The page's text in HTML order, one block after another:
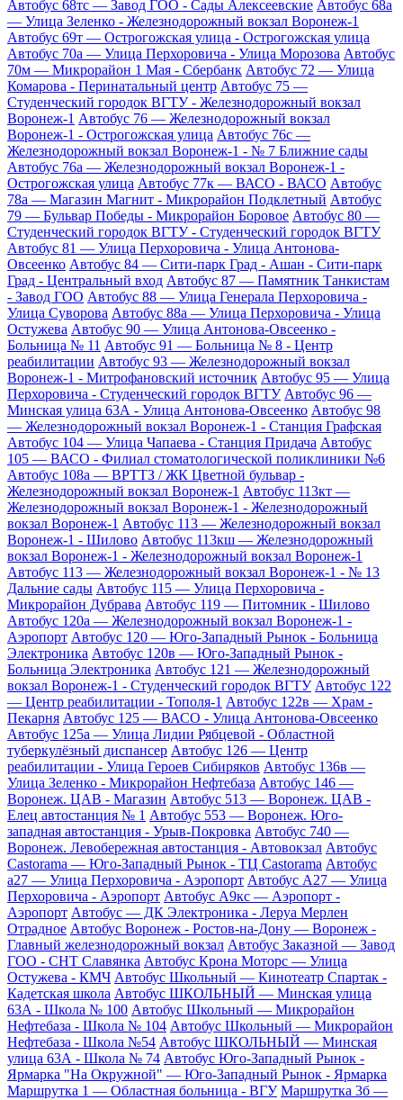
Автобус 68тс — Завод ГОО - Сады Алексеевские Автобус 68а
— Улица Зеленко - Железнодорожный вокзал Воронеж-1
Автобус 69т — Острогожская улица - Острогожская улица
Автобус 70а — Улица Перхоровича - Улица Морозова Автобус
70м — Микрорайон 1 Мая - Сбербанк Автобус 72 — Улица
Комарова - Перинатальный центр Автобус 75 —
Студенческий городок ВГТУ - Железнодорожный вокзал
Воронеж-1 Автобус 76 — Железнодорожный вокзал
Воронеж-1 - Острогожская улица Автобус 76с —
Железнодорожный вокзал Воронеж-1 - № 7 Ближние сады
Автобус 76а — Железнодорожный вокзал Воронеж-1 -
Острогожская улица Автобус 77к — ВАСО - ВАСО Автобус
78а — Магазин Магнит - Микрорайон Подклетный Автобус
79 — Бульвар Победы - Микрорайон Боровое Автобус 80 —
Студенческий городок ВГТУ - Студенческий городок ВГТУ
Автобус 81 — Улица Перхоровича - Улица Антонова-
Овсеенко Автобус 84 — Сити-парк Град - Ашан - Сити-парк
Град - Центральный вход Автобус 87 — Памятник Танкистам
- Завод ГОО Автобус 88 — Улица Генерала Перхоровича -
Улица Суворова Автобус 88а — Улица Перхоровича - Улица
Остужева Автобус 90 — Улица Антонова-Овсеенко -
Больница № 11 Автобус 91 — Больница № 8 - Центр
реабилитации Автобус 93 — Железнодорожный вокзал
Воронеж-1 - Митрофановский источник Автобус 95 — Улица
Перхоровича - Студенческий городок ВГТУ Автобус 96 —
Минская улица 63А - Улица Антонова-Овсеенко Автобус 98
— Железнодорожный вокзал Воронеж-1 - Станция Графская
Автобус 104 — Улица Чапаева - Станция Придача Автобус
105 — ВАСО - Филиал стоматологической поликлиники №6
Автобус 108а — ВРТТЗ / ЖК Цветной бульвар -
Железнодорожный вокзал Воронеж-1 Автобус 113кт —
Железнодорожный вокзал Воронеж-1 - Железнодорожный
вокзал Воронеж-1 Автобус 113 — Железнодорожный вокзал
Воронеж-1 - Шилово Автобус 113кш — Железнодорожный
вокзал Воронеж-1 - Железнодорожный вокзал Воронеж-1
Автобус 113 — Железнодорожный вокзал Воронеж-1 - № 13
Дальние сады Автобус 115 — Улица Перхоровича -
Микрорайон Дубрава Автобус 119 — Питомник - Шилово
Автобус 120а — Железнодорожный вокзал Воронеж-1 -
Аэропорт Автобус 120 — Юго-Западный Рынок - Больница
Электроника Автобус 120в — Юго-Западный Рынок -
Больница Электроника Автобус 121 — Железнодорожный
вокзал Воронеж-1 - Студенческий городок ВГТУ Автобус 122
— Центр реабилитации - Тополя-1 Автобус 122в — Храм -
Пекарня Автобус 125 — ВАСО - Улица Антонова-Овсеенко
Автобус 125а — Улица Лидии Рябцевой - Областной
туберкулёзный диспансер Автобус 126 — Центр
реабилитации - Улица Героев Сибиряков Автобус 136в —
Улица Зеленко - Микрорайон Нефтебаза Автобус 146 —
Воронеж. ЦАВ - Магазин Автобус 513 — Воронеж. ЦАВ -
Елец автостанция № 1 Автобус 553 — Воронеж. Юго-
западная автостанция - Урыв-Покровка Автобус 740 —
Воронеж. Левобережная автостанция - Автовокзал Автобус
Castorama — Юго-Западный Рынок - ТЦ Castorama Автобус
а27 — Улица Перхоровича - Аэропорт Автобус А27 — Улица
Перхоровича - Аэропорт Автобус А9кс — Аэропорт -
Аэропорт Автобус — ДК Электроника - Леруа Мерлен
Отрадное Автобус Воронеж - Ростов-на-Дону — Воронеж -
Главный железнодорожный вокзал Автобус Заказной — Завод
ГОО - СНТ Славянка Автобус Крона Моторс — Улица
Остужева - КМЧ Автобус Школьный — Кинотеатр Спартак -
Кадетская школа Автобус ШКОЛЬНЫЙ — Минская улица
63А - Школа № 100 Автобус Школьный — Микрорайон
Нефтебаза - Школа № 104 Автобус Школьный — Микрорайон
Нефтебаза - Школа №54 Автобус ШКОЛЬНЫЙ — Минская
улица 63А - Школа № 74 Автобус Юго-Западный Рынок -
Ярмарка "На Окружной" — Юго-Западный Рынок - Ярмарка
Маршрутка 1 — Областная больница - ВГУ Маршрутка 3б —